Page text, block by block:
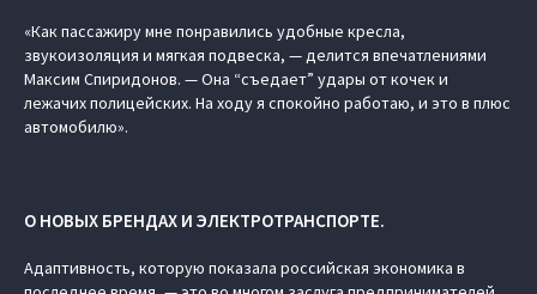
«Как пассажиру мне понравились удобные кресла,
звукоизоляция и мягкая подвеска, — делится впечатлениями
Максим Спиридонов. — Она “съедает” удары от кочек и
лежачих полицейских. На ходу я спокойно работаю, и это в плюс
автомобилю».
О НОВЫХ БРЕНДАХ И ЭЛЕКТРОТРАНСПОРТЕ.
Адаптивность, которую показала российская экономика в